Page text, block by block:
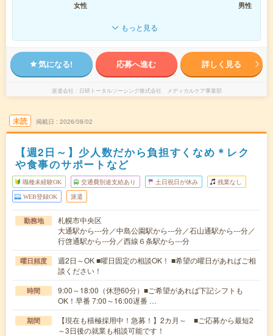
女性 男性
もっと見る
気になる! 応募へ進む 詳しく見る
派遣会社 日研トータルソーシング株式会社 メディカルケア事業部
未読 掲載日 2026/08/02
【週2日～】少人数だから負担すくなめ＊レク
や食事のサポートなど
職種未経験OK 交通費別途支給あり 土日祝日が休み 残業なし
WEB登録OK 派遣
勤務地
札幌市中央区
大通駅から---分／中島公園駅から---分／石山通駅から---分／
行啓通駅から---分／西線６条駅から---分
曜日頻度
週2日～OK ■曜日固定の相談OK！ ■希望の曜日があればご相
談ください！
時間
9:00～18:00（休憩60分）■ご希望があれば下記シフトも
OK！早番 7:00～16:00遅番 …
期間
【現在も積極採用中！急募！】2カ月～ ■ご応募から最短2
～3日後の就業も相談可能です！